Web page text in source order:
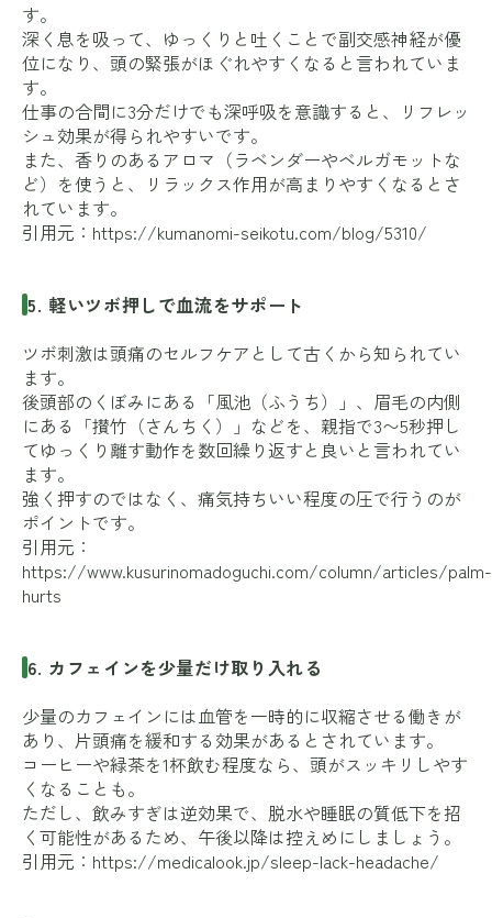
す。
深く息を吸って、ゆっくりと吐くことで副交感神経が優
位になり、頭の緊張がほぐれやすくなると言われていま
す。
仕事の合間に3分だけでも深呼吸を意識すると、リフレッ
シュ効果が得られやすいです。
また、香りのあるアロマ（ラベンダーやベルガモットな
ど）を使うと、リラックス作用が高まりやすくなるとさ
れています。
引用元： https://kumanomi-seikotu.com/blog/5310/
5. 軽いツボ押しで血流をサポート
ツボ刺激は頭痛のセルフケアとして古くから知られてい
ます。
後頭部のくぼみにある「風池（ふうち）」、眉毛の内側
にある「攅竹（さんちく）」などを、親指で3〜5秒押し
てゆっくり離す動作を数回繰り返すと良いと言われてい
ます。
強く押すのではなく、痛気持ちいい程度の圧で行うのが
ポイントです。
引用元：
https://www.kusurinomadoguchi.com/column/articles/palm-
hurts
6. カフェインを少量だけ取り入れる
少量のカフェインには血管を一時的に収縮させる働きが
あり、片頭痛を緩和する効果があるとされています。
コーヒーや緑茶を1杯飲む程度なら、頭がスッキリしやす
くなることも。
ただし、飲みすぎは逆効果で、脱水や睡眠の質低下を招
く可能性があるため、午後以降は控えめにしましょう。
引用元： https://medicalook.jp/sleep-lack-headache/